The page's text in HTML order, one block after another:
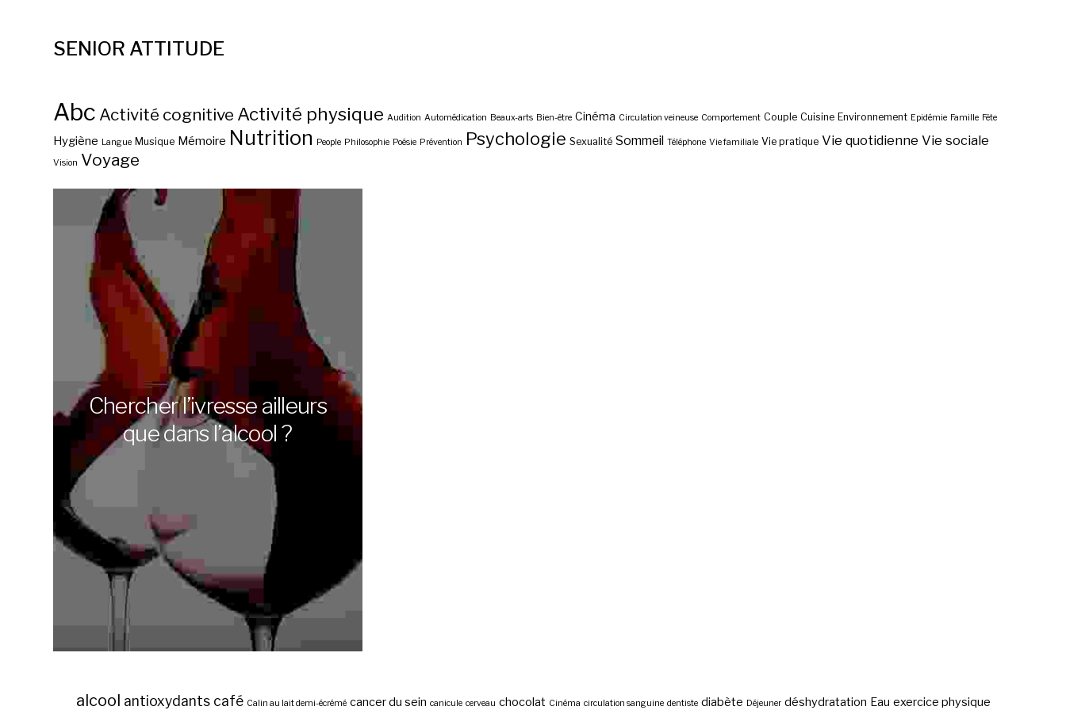
SENIOR ATTITUDE
Abc Activité cognitive Activité physique Audition Automédication Beaux-arts Bien-être Cinéma Circulation veineuse Comportement Couple Cuisine Environnement Epidémie Famille Fête
Hygiène Langue Musique Mémoire Nutrition People Philosophie Poésie Prévention Psychologie Sexualité Sommeil Téléphone Vie familiale Vie pratique Vie quotidienne Vie sociale
Vision Voyage
Chercher l’ivresse ailleurs
que dans l’alcool ?
alcool antioxydants café Calin au lait demi-écrémé cancer du sein canicule cerveau chocolat Cinéma circulation sanguine dentiste diabète Déjeuner déshydratation Eau exercice physique